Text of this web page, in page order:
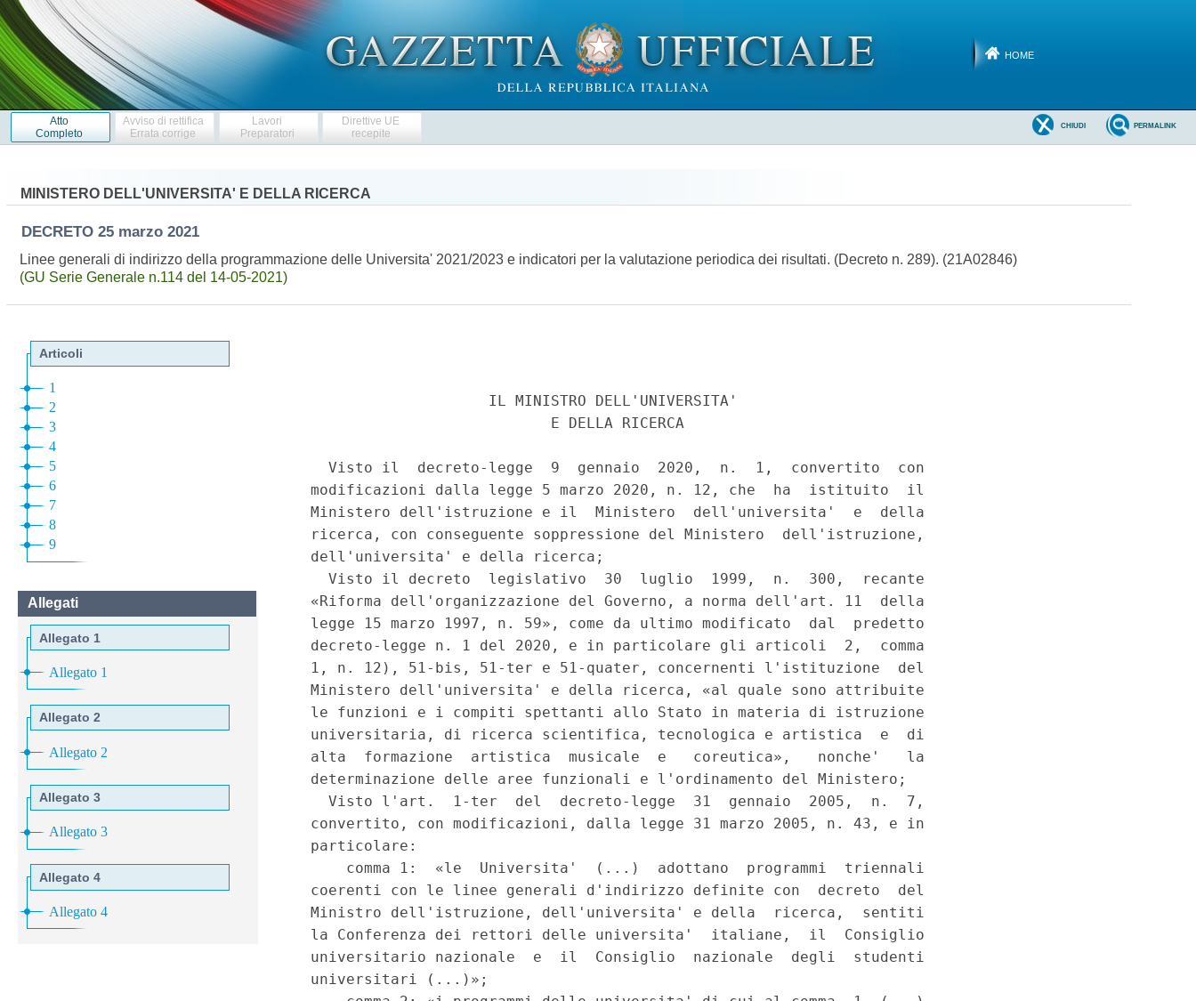
HOME
Atto
Completo
Avviso di rettifica
Errata corrige
Lavori
Preparatori
Direttive UE
recepite
PERMALINK
CHIUDI
MINISTERO DELL'UNIVERSITA' E DELLA RICERCA
DECRETO 25 marzo 2021
Linee generali di indirizzo della programmazione delle Universita' 2021/2023 e indicatori per la valutazione periodica dei risultati. (Decreto n. 289). (21A02846)
(GU Serie Generale n.114 del 14-05-2021)